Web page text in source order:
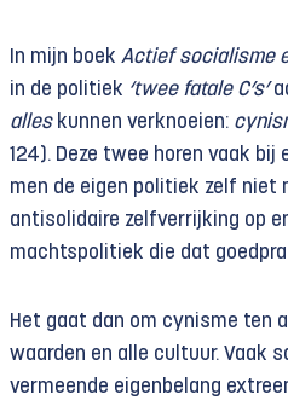
In mijn boek Actief socialisme
in de politiek ‘twee fatale C’s’
alleskunnen verknoeien:
124). Deze twee horen vaak bij
men de eigen politiek zelf niet
antisolidaire zelfverrijking op
machtspolitiek die dat
Het gaat dan om cynisme ten
waarden en alle cultuur. Vaak
vermeende eigenbelang